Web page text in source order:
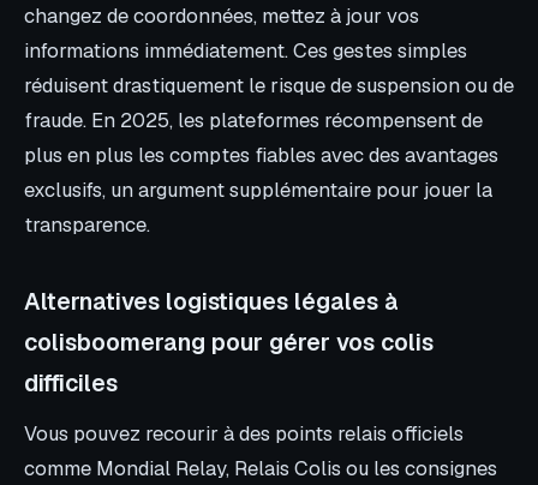
changez de coordonnées, mettez à jour vos
informations immédiatement. Ces gestes simples
réduisent drastiquement le risque de suspension ou de
fraude. En 2025, les plateformes récompensent de
plus en plus les comptes fiables avec des avantages
exclusifs, un argument supplémentaire pour jouer la
transparence.
Alternatives logistiques légales à
colisboomerang pour gérer vos colis
difficiles
Vous pouvez recourir à des points relais officiels
comme Mondial Relay, Relais Colis ou les consignes